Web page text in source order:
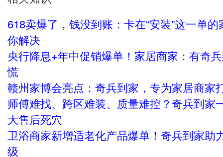
618卖爆了，钱没到账：卡在“安装”这一单
你解决
央行降息+年中促销爆单！家居商家：有奇
慌
赣州家博会亮点：奇兵到家，专为家居商家
师傅难找、跨区难装、质量难控？奇兵到家
大售后死穴
卫浴商家新增适老化产品爆单！奇兵到家助
级